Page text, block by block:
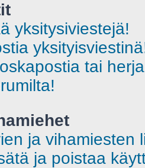
yksitysiviestejä!
tai
ja vihamiesten
ja poistaa